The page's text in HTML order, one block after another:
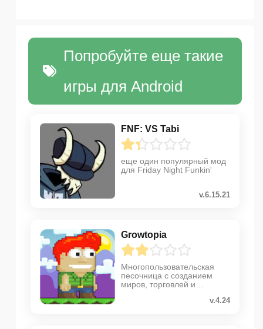
Попробуйте еще такие
игры для Android
FNF: VS Tabi
еще один популярный мод
для Friday Night Funkin'
v.6.15.21
Growtopia
Многопользовательская
песочница с созданием
миров, торговлей и
v.4.24